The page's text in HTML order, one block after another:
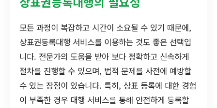
모든 과정이 복잡하고 시간이 소요될 수 있기 때문에,
상표권등록대행 서비스를 이용하는 것도 좋은 선택입
니다. 전문가의 도움을 받아 보다 정확하고 신속하게
절차를 진행할 수 있으며, 법적 문제를 사전에 예방할
수 있는 장점이 있습니다. 특히, 상표 등록에 대한 경험
이 부족한 경우 대행 서비스를 통해 안전하게 등록할